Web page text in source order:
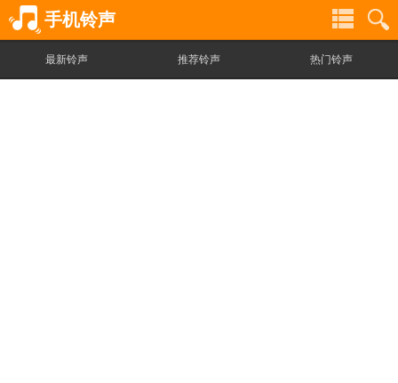
手机铃声
最新铃声 推荐铃声 热门铃声